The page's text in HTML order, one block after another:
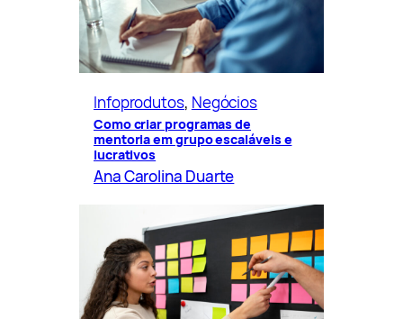
Infoprodutos, Negócios
Como criar programas de
mentoria em grupo escaláveis e
lucrativos
Ana Carolina Duarte